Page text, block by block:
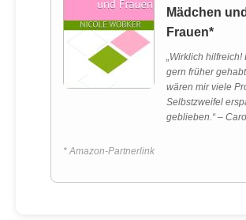
Mädchen und
Frauen*
„Wirklich hilfreich!
gern früher
wären mir viele
Selbstzweifel
geblieben.“ –
* Amazon-Partnerlink